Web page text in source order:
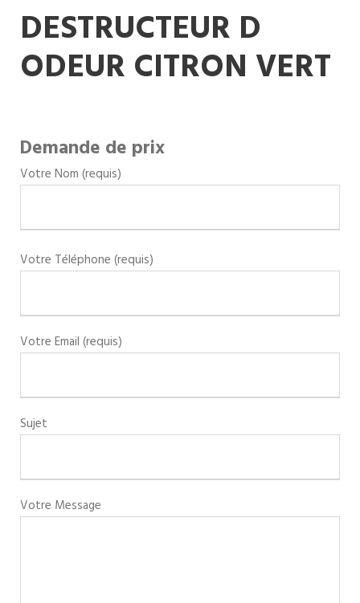
DESTRUCTEUR D
ODEUR CITRON VERT
Demande de prix
Votre Nom (requis)
Votre Téléphone (requis)
Votre Email (requis)
Sujet
Votre Message